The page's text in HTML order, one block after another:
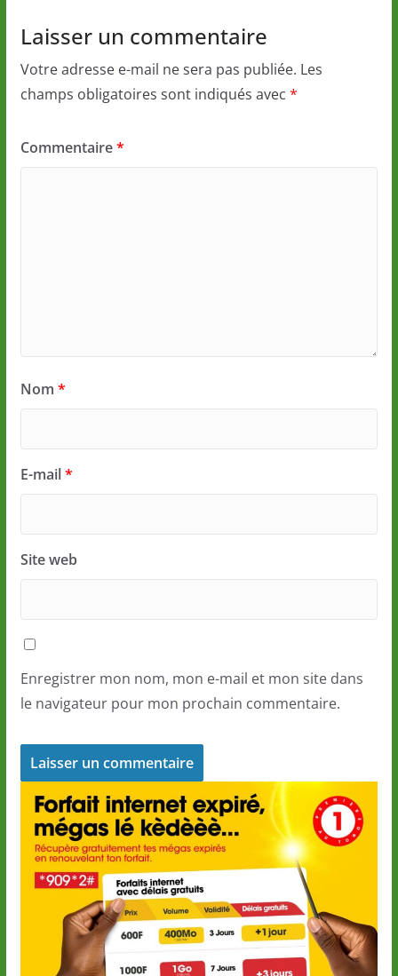
Laisser un commentaire
Votre adresse e-mail ne sera pas publiée. Les
champs obligatoires sont indiqués avec *
Commentaire*
Nom *
E-mail*
Site web
Enregistrer mon nom, mon e-mail et mon site dans
le navigateur pour mon prochain commentaire.